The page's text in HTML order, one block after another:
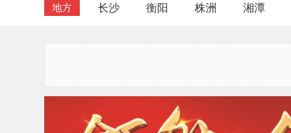
地方 长沙 衡阳 株洲 湘潭